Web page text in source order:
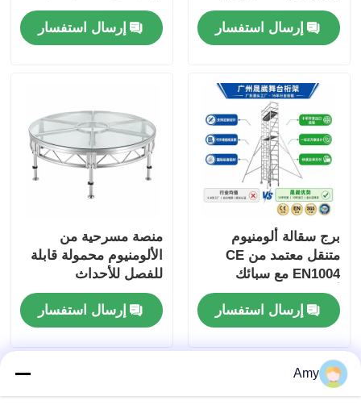
معدات المسرح المستخدمة
المتحدث مع اليدوي
نقطة أوتريجر للصوت
إرسال استفسار
للماء وتصميم محمول
وحداتإرسال استفسار
برج سقالة ألومنيوم
متنقل معتمد من CE
EN1004 مع سبائك
ألومنيوم 6061-T6
12 م
إرسال استفسار
منصة مسرحية من
الألومنيوم محمولة قابلة
للفصل للأحداث
إرسال استفسار
Amy